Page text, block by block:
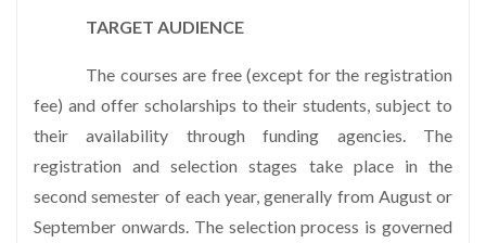
TARGET AUDIENCE
The courses are free (except for the registration
fee) and offer scholarships to their students, subject to
their availability through funding agencies. The
registration and selection stages take place in the
second semester of each year, generally from August or
September onwards. The selection process is governed